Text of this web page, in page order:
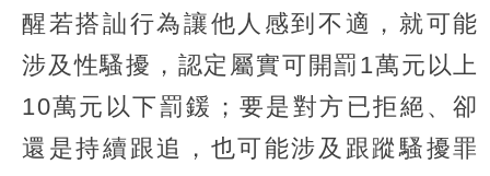
醒若搭訕行為讓他人感到不適，就可能
涉及性騷擾，認定屬實可開罰1萬元以上
10萬元以下罰鍰；要是對方已拒絕、卻
還是持續跟追，也可能涉及跟蹤騷擾罪